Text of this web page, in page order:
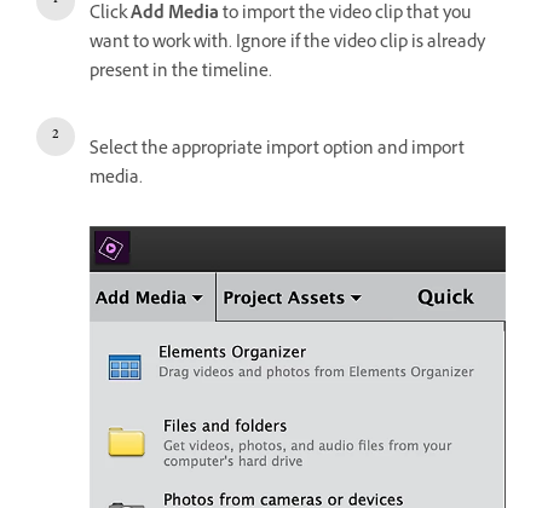
ClickAdd Mediato import the video clip that you
want to work with. Ignore if the video clip is already
present in the timeline.
Select the appropriate import option and import
media.